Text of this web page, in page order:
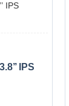
IPS
IPS